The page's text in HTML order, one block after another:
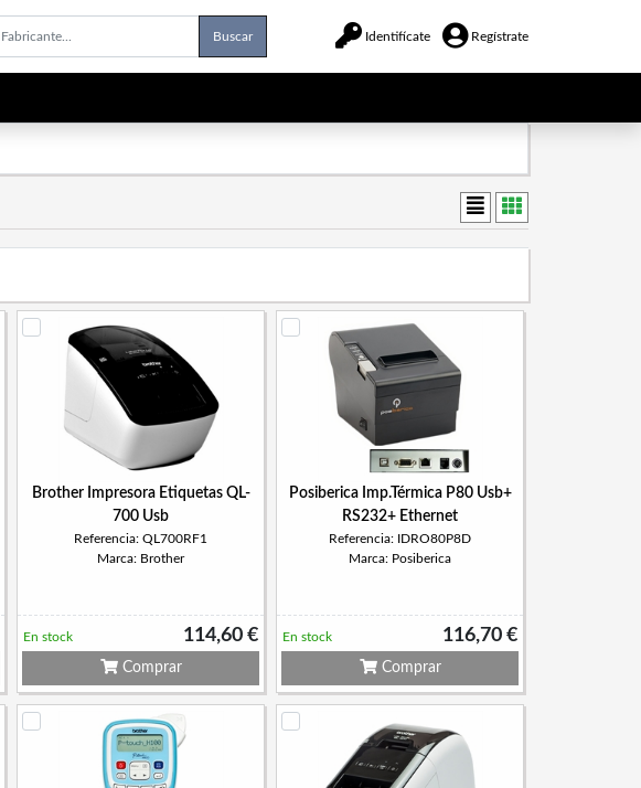
Buscar Identifícate Regístrate
Brother Impresora Etiquetas QL-
700 Usb
Referencia: QL700RF1
Marca: Brother
114,60 €
En stock
Comprar
Posiberica Imp.Térmica P80 Usb+
RS232+ Ethernet
Referencia: IDRO80P8D
Marca: Posiberica
116,70 €
En stock
Comprar